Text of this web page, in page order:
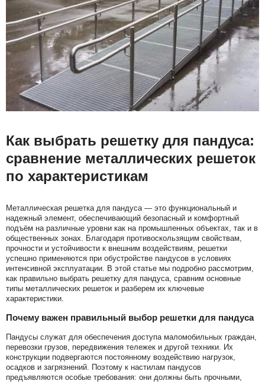
Как выбрать решетку для пандуса:
сравнение металлических решеток
по характеристикам
Металлическая решетка для пандуса — это функциональный и
надежный элемент, обеспечивающий безопасный и комфортный
подъём на различные уровни как на промышленных объектах, так и в
общественных зонах. Благодаря противоскользящим свойствам,
прочности и устойчивости к внешним воздействиям, решетки
успешно применяются при обустройстве пандусов в условиях
интенсивной эксплуатации. В этой статье мы подробно рассмотрим,
как правильно выбрать решетку для пандуса, сравним основные
типы металлических решеток и разберем их ключевые
характеристики.
Почему важен правильный выбор решетки для пандуса
Пандусы служат для обеспечения доступа маломобильных граждан,
перевозки грузов, передвижения тележек и другой техники. Их
конструкции подвергаются постоянному воздействию нагрузок,
осадков и загрязнений. Поэтому к настилам пандусов
предъявляются особые требования: они должны быть прочными,